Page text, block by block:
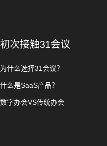
初次接触31会议
为什么选择31会议？
什么是SaaS产品？
数字办会VS传统办会